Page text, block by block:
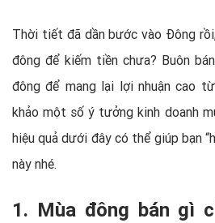
Thời tiết đã dần bước vào Đông
đông để kiếm tiền chưa? Buôn
đông để mang lại lợi nhuận cao
khảo một số ý tưởng kinh doanh
hiệu quả dưới đây có thể giúp bạn
này nhé.
1. Mùa đông bán gì